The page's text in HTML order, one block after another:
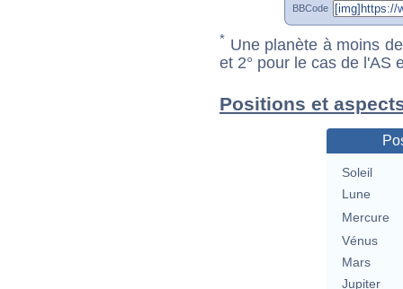
BBCode
* Une planète à moins
et 2° pour le cas de l'AS
Positions et
Soleil
Lune
Mercure
Vénus
Mars
Jupiter